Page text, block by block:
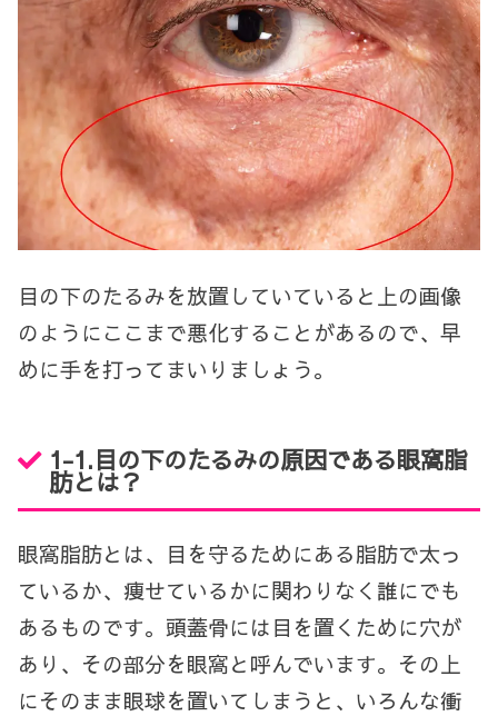
目の下のたるみを放置していていると上の画像
のようにここまで悪化することがあるので、早
めに手を打ってまいりましょう。
1-1.目の下のたるみの原因である眼窩脂
肪とは？
眼窩脂肪とは、目を守るためにある脂肪で太っ
ているか、痩せているかに関わりなく誰にでも
あるものです。頭蓋骨には目を置くために穴が
あり、その部分を眼窩と呼んでいます。その上
にそのまま眼球を置いてしまうと、いろんな衝